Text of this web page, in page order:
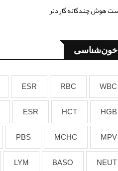
هوش چندگانه گاردنر
خون‌شناسی
WBC
RBC
ESR
HGB
HCT
ESR
MPV
MCHC
PBS
NEUT
BASO
LYM